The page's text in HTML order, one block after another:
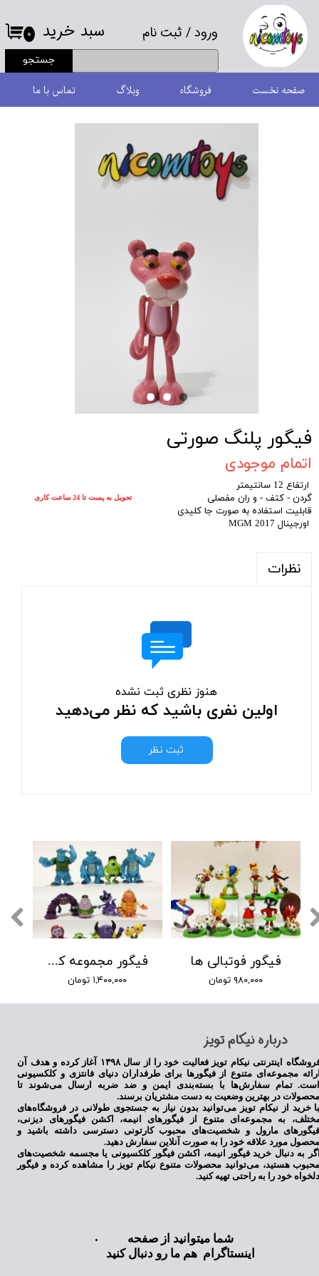
ورود/ ثبت نام
حساب کاربری من
تغییر گذر واژه
سفارشات
خروج از حساب کاربری
جستجو
۰ سبد خرید
صفحه نخست فروشگاه وبلاگ تماس با ما
فیگور پلنگ صورتی
اتمام موجودی
ارتفاع 12 سانتیمتر
گردن - کتف - و ران مفصلی
قابلیت استفاده به صورت جا کلیدی
اورجینال MGM 2017
نظرات
هنوز نظری ثبت نشده
اولین نفری باشید که نظر می‌دهید
ثبت نظر
فیگور مجموعه کارخانه هیولا ها
۱,۴۰۰,۰۰۰ تومان
فیگور فوتبالی ها
۹۸۰,۰۰۰ تومان
تحویل به پست تا 24 ساعت کاری
​درباره نیکام تویز
فروشگاه اینترنتی نیکام تویز فعالیت خود را از سال ۱۳۹۸ آغاز کرده و هدف آن
مجموعه‌ای متنوع از فیگورها برای طرفداران دنیای فانتزی و کلکسیونی
تمام سفارش‌ها با بسته‌بندی ایمن و ضد ضربه ارسال می‌شوند تا
در بهترین وضعیت به دست مشتریان برسند.
خرید از نیکام تویز می‌توانید بدون نیاز به جستجوی طولانی در فروشگاه‌های
به مجموعه‌ای متنوع از فیگورهای انیمه، اکشن فیگورهای دیزنی،
مارول و شخصیت‌های محبوب کارتونی دسترسی داشته باشید و
مورد علاقه خود را به صورت آنلاین سفارش دهید.
به دنبال خرید فیگور انیمه، اکشن فیگور کلکسیونی یا مجسمه شخصیت‌های
هستید، می‌توانید محصولات متنوع نیکام تویز را مشاهده کرده و فیگور
خود را به راحتی تهیه کنید.
شما میتوانید از صفحه
اینستاگرام هم ما رو دنبال کنید